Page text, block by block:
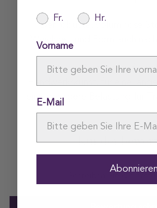
Der robuste, voluminöse
Weichheit und Form auch
Lokal in Portugal
eine geringere Belastung für
Fr. Hr.
Vorname
E-Mail
Abonnieren